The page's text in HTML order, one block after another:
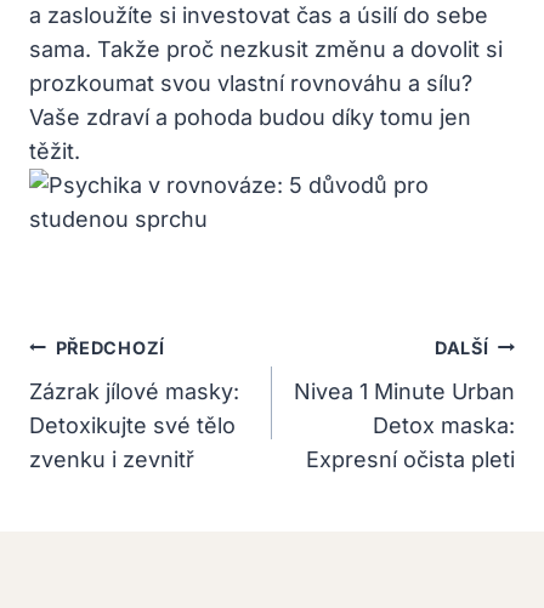
a zasloužíte si investovat čas a úsilí do sebe
sama. Takže proč nezkusit změnu a dovolit si
prozkoumat svou vlastní rovnováhu a sílu?
Vaše zdraví a pohoda budou díky tomu jen
těžit.
Navigace
Pro
Příspěvek
PŘEDCHOZÍ
Zázrak jílové masky:
Detoxikujte své tělo
zvenku i zevnitř
DALŠÍ
Nivea 1 Minute Urban
Detox maska:
Expresní očista pleti